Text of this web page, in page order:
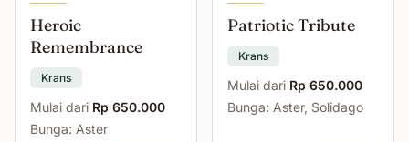
Heroic
Remembrance
Krans
Mulai dari Rp 650.000
Bunga: Aster
Patriotic Tribute
Krans
Mulai dari Rp 650.000
Bunga: Aster, Solidago